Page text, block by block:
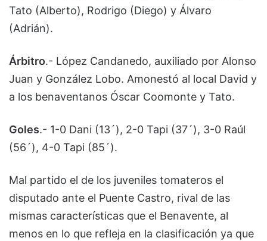
Tato (Alberto), Rodrigo (Diego) y Álvaro
(Adrián).
Árbitro.- López Candanedo, auxiliado por Alonso
Juan y González Lobo. Amonestó al local David y
a los benaventanos Óscar Coomonte y Tato.
Goles.- 1-0 Dani (13´), 2-0 Tapi (37´), 3-0 Raúl
(56´), 4-0 Tapi (85´).
Mal partido el de los juveniles tomateros el
disputado ante el Puente Castro, rival de las
mismas características que el Benavente, al
menos en lo que refleja en la clasificación ya que